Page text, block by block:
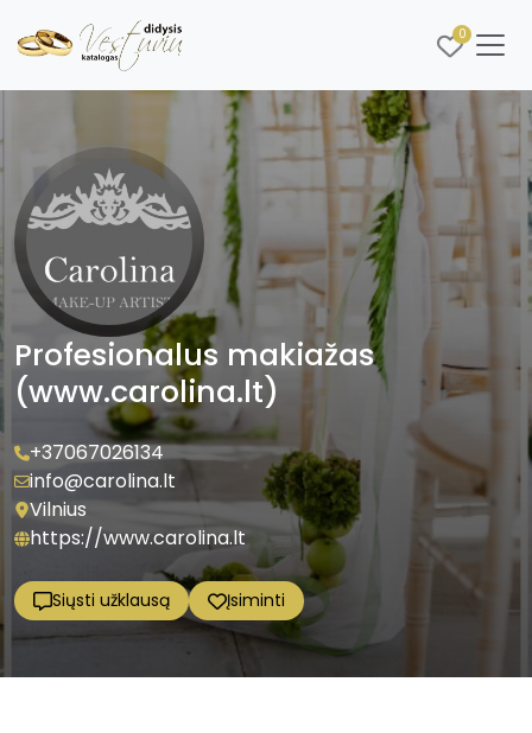
0
Profesionalus makiažas
(www.carolina.lt)
+37067026134
info@carolina.lt
Vilnius
https://www.carolina.lt
Siųsti užklausą Įsiminti